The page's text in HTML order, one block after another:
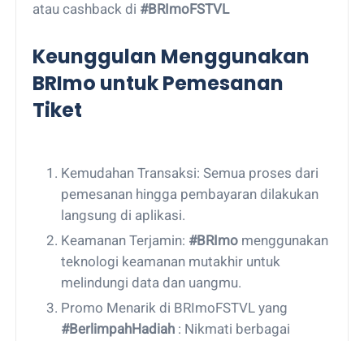
atau cashback di #BRImoFSTVL
Keunggulan Menggunakan
BRImo untuk Pemesanan
Tiket
Kemudahan Transaksi: Semua proses dari
pemesanan hingga pembayaran dilakukan
langsung di aplikasi.
Keamanan Terjamin: #BRImo menggunakan
teknologi keamanan mutakhir untuk
melindungi data dan uangmu.
Promo Menarik di BRImoFSTVL yang
#BerlimpahHadiah : Nikmati berbagai